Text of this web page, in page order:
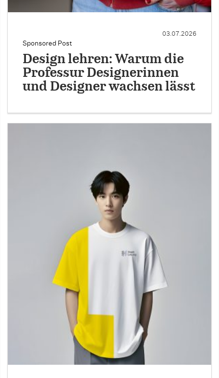
Sponsored Post
03.07.2026
Design lehren: Warum die
Professur Designerinnen
und Designer wachsen lässt